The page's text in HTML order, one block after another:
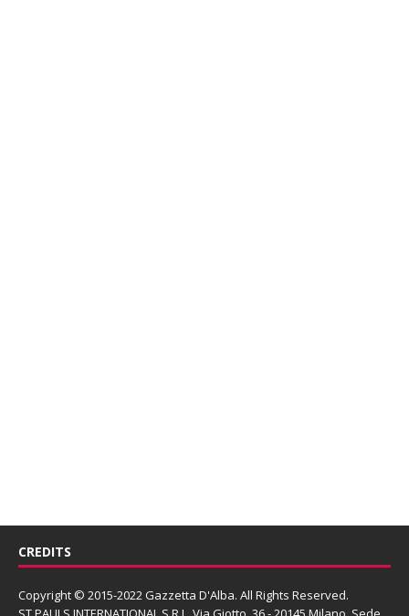
CREDITS
Copyright © 2015-2022 Gazzetta D'Alba. All Rights Reserved.